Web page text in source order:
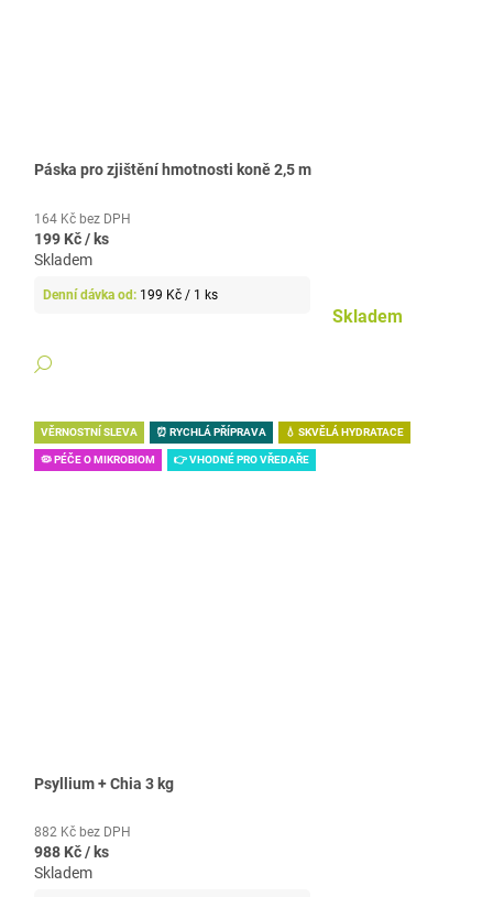
Páska pro zjištění hmotnosti koně 2,5 m
164 Kč bez DPH
199 Kč/ ks
Skladem
Měrná
199 Kč / 1 ks
Skladem
DETAIL
VĚRNOSTNÍ SLEVA ⏰ RYCHLÁ PŘÍPRAVA 💧 SKVĚLÁ HYDRATACE
🦠 PÉČE O MIKROBIOM 👉 VHODNÉ PRO VŘEDAŘE
Psyllium + Chia 3 kg
882 Kč bez DPH
988 Kč/ ks
Skladem